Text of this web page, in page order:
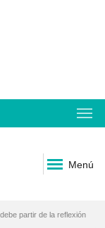
Menú
partir de la reflexión